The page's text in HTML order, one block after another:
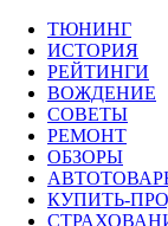
ТЮНИНГ
ИСТОРИЯ
РЕЙТИНГИ
ВОЖДЕНИЕ
СОВЕТЫ
РЕМОНТ
ОБЗОРЫ
КУПИТЬ-